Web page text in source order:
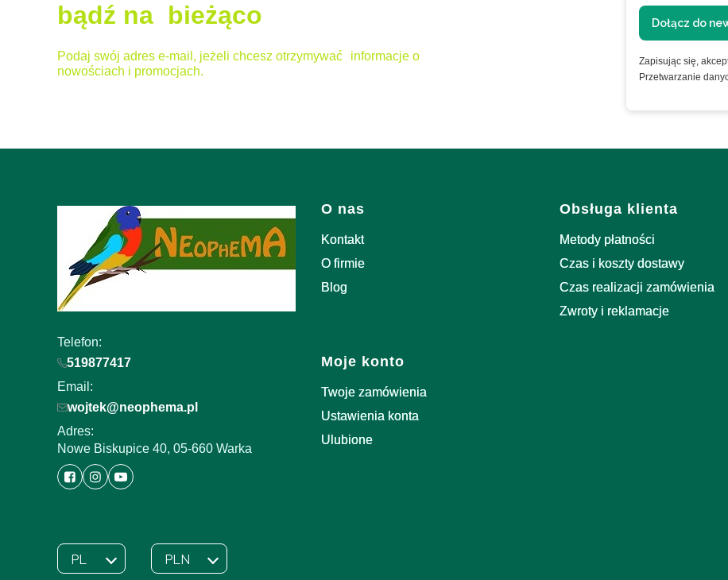
bądź na bieżąco
Podaj swój adres e-mail, jeżeli chcesz otrzymywać informacje o
nowościach i promocjach.
Dołącz do
Zapisując się,
Przetwarzanie
Telefon:
519877417
Email:
wojtek@neophema.pl
Adres:
Nowe Biskupice 40, 05-660 Warka
Linki w stopce
O nas
Kontakt
O firmie
Blog
Obsługa klienta
Metody płatności
Czas i koszty dostawy
Czas realizacji zamówienia
Zwroty i reklamacje
Moje konto
Twoje zamówienia
Ustawienia konta
Ulubione
Wybrany język:
PL
polski Wybrana waluta:
PLN